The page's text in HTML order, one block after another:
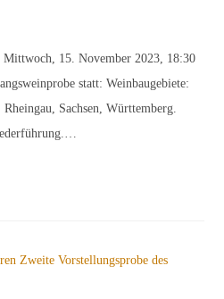
15. November 2023, 18:30
statt: Weinbaugebiete:
Sachsen, Württemberg.